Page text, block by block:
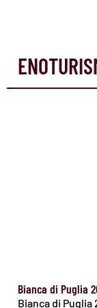
Bianca di Puglia
Bianca di